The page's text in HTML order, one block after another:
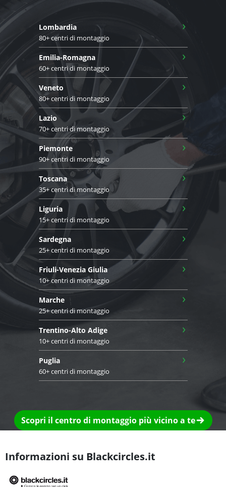
Lombardia
80+ centri di montaggio
›
Emilia-Romagna
60+ centri di montaggio
›
Veneto
80+ centri di montaggio
›
Lazio
70+ centri di montaggio
›
Piemonte
90+ centri di montaggio
›
Toscana
35+ centri di montaggio
›
Liguria
15+ centri di montaggio
›
Sardegna
25+ centri di montaggio
›
Friuli-Venezia Giulia
10+ centri di montaggio
›
Marche
25+ centri di montaggio
›
Trentino-Alto Adige
10+ centri di montaggio
›
Puglia
60+ centri di montaggio
›
Scopri il centro di montaggio più vicino a te
Informazioni su Blackcircles.it